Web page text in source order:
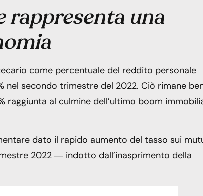
una
come percentuale del reddito personale
secondo trimestre del 2022. Ciò rimane
al culmine dell’ultimo boom
dato il rapido aumento del tasso sui
2022 ― indotto dall’inasprimento della